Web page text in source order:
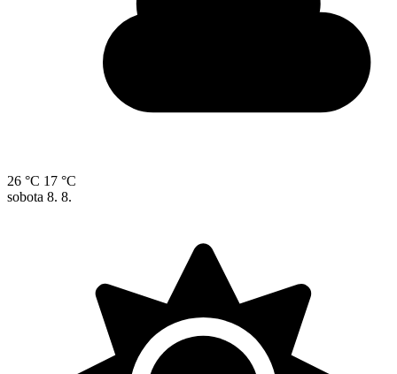
26 °C 17 °C
sobota 8. 8.